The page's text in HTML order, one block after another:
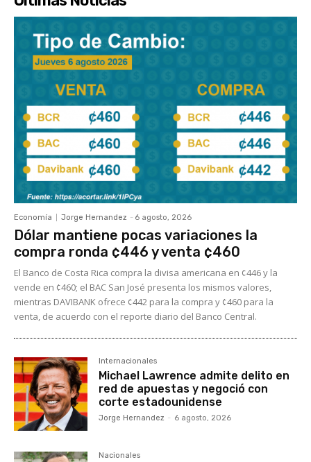
Economía Jorge Hernandez - 6 agosto, 2026
Dólar mantiene pocas variaciones la
compra ronda ¢446 y venta ¢460
El Banco de Costa Rica compra la divisa americana en ¢446 y la
vende en ¢460; el BAC San José presenta los mismos valores,
mientras DAVIBANK ofrece ¢442 para la compra y ¢460 para la
venta, de acuerdo con el reporte diario del Banco Central.
Internacionales
Michael Lawrence admite delito en
red de apuestas y negoció con
corte estadounidense
Jorge Hernandez - 6 agosto, 2026
Nacionales